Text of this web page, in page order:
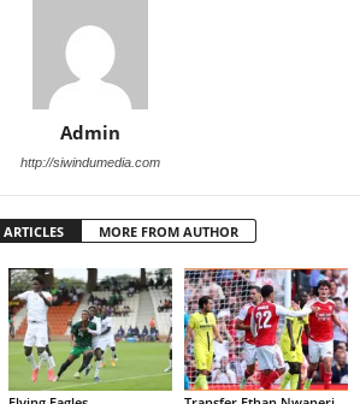
Admin
http://siwindumedia.com
ARTICLES MORE FROM AUTHOR